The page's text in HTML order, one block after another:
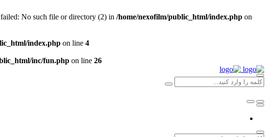
No such file or directory (2) in /home/nexofilm/public_html/index.php on
index.php on line 4
inc/fun.php on line 26